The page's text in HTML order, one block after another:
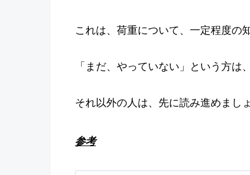
これは、荷重について、一定程度の
「まだ、やっていない」という方は
それ以外の人は、先に読み進めまし
参考